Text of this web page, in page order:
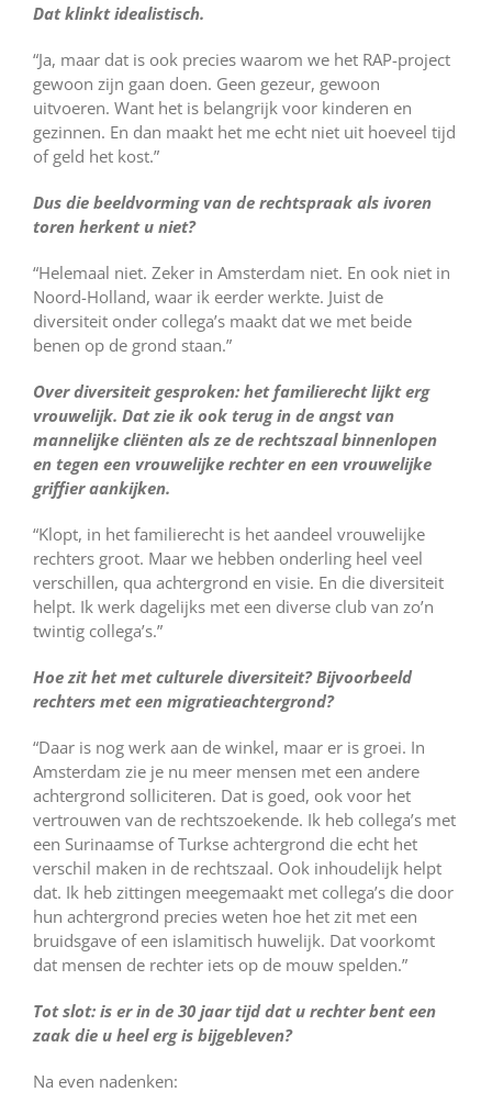
Dat klinkt idealistisch.
“Ja, maar dat is ook precies waarom we het RAP-project
gewoon zijn gaan doen. Geen gezeur, gewoon
uitvoeren. Want het is belangrijk voor kinderen en
gezinnen. En dan maakt het me echt niet uit hoeveel tijd
of geld het kost.”
Dus die beeldvorming van de rechtspraak als ivoren
toren herkent u niet?
“Helemaal niet. Zeker in Amsterdam niet. En ook niet in
Noord-Holland, waar ik eerder werkte. Juist de
diversiteit onder collega’s maakt dat we met beide
benen op de grond staan.”
Over diversiteit gesproken: het familierecht lijkt erg
vrouwelijk. Dat zie ik ook terug in de angst van
mannelijke cliënten als ze de rechtszaal binnenlopen
en tegen een vrouwelijke rechter en een vrouwelijke
griffier aankijken.
“Klopt, in het familierecht is het aandeel vrouwelijke
rechters groot. Maar we hebben onderling heel veel
verschillen, qua achtergrond en visie. En die diversiteit
helpt. Ik werk dagelijks met een diverse club van zo’n
twintig collega’s.”
Hoe zit het met culturele diversiteit? Bijvoorbeeld
rechters met een migratieachtergrond?
“Daar is nog werk aan de winkel, maar er is groei. In
Amsterdam zie je nu meer mensen met een andere
achtergrond solliciteren. Dat is goed, ook voor het
vertrouwen van de rechtszoekende. Ik heb collega’s met
een Surinaamse of Turkse achtergrond die echt het
verschil maken in de rechtszaal. Ook inhoudelijk helpt
dat. Ik heb zittingen meegemaakt met collega’s die door
hun achtergrond precies weten hoe het zit met een
bruidsgave of een islamitisch huwelijk. Dat voorkomt
dat mensen de rechter iets op de mouw spelden.”
Tot slot: is er in de 30 jaar tijd dat u rechter bent een
zaak die u heel erg is bijgebleven?
Na even nadenken: